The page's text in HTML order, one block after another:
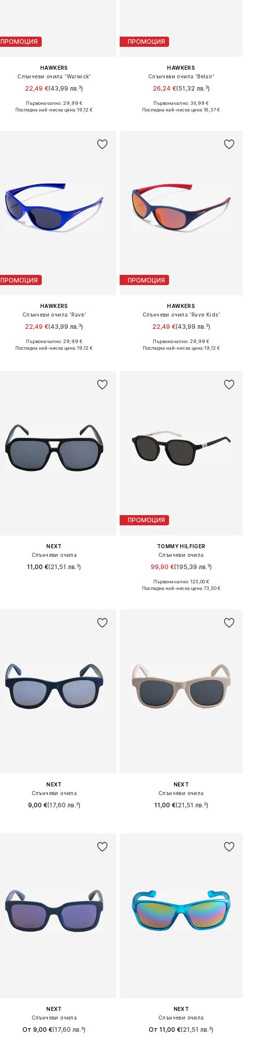
ПРОМОЦИЯ
HAWKERS
Слънчеви очила 'Warwick'
22,49 €(43,99 лв.³)
Налични размери: Onesize
Първоначално: 29,99 €
Последна най-ниска цена:19,12 €
ПРОМОЦИЯ
HAWKERS
Слънчеви очила 'Belair'
26,24 €(51,32 лв.³)
Налични размери: Onesize
Първоначално: 34,99 €
Последна най-ниска цена:18,37 €
ПРОМОЦИЯ
HAWKERS
Слънчеви очила 'Rave'
22,49 €(43,99 лв.³)
+1
Налични размери: Onesize
Първоначално: 29,99 €
Последна най-ниска цена:19,12 €
ПРОМОЦИЯ
HAWKERS
Слънчеви очила 'Rave Kids'
22,49 €(43,99 лв.³)
+1
Налични размери: Onesize
Първоначално: 29,99 €
Последна най-ниска цена:19,12 €
NEXT
Слънчеви очила
11,00 €(21,51 лв.³)
ПРОМОЦИЯ
TOMMY HILFIGER
Слънчеви очила
99,90 €(195,39 лв.³)
Налични размери: 48
Първоначално: 125,00 €
Последна най-ниска цена:73,50 €
NEXT
Слънчеви очила
9,00 €(17,60 лв.³)
NEXT
Слънчеви очила
11,00 €(21,51 лв.³)
NEXT
Слънчеви очила
От 9,00 €(17,60 лв.³)
NEXT
Слънчеви очила
От 11,00 €(21,51 лв.³)